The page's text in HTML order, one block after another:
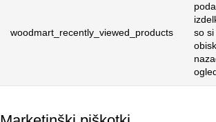
woodmart_recently_viewed_products
so si